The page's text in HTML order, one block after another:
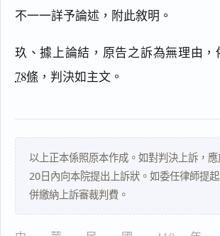
不一一詳予論述，附此敘明。
玖、據上論結，原告之訴為無理由，
78條 ，判決如主文。
以上正本係照原本作成。如對判決上訴，
20日內向本院提出上訴狀。如委任律師提
併繳納上訴審裁判費。